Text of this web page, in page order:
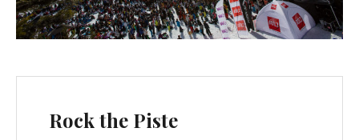
Rock the Piste